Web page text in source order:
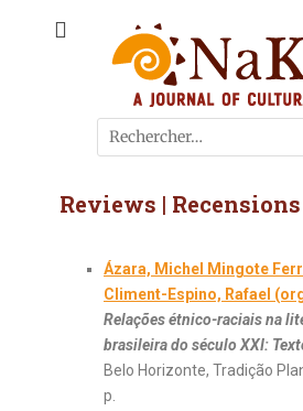
A journal of cultural studies
Reviews | Recensions
Ázara, Michel Mingote
Climent-Espino, Rafael
Relações étnico-raciais na
brasileira do século XXI:
Belo Horizonte, Tradição
p.